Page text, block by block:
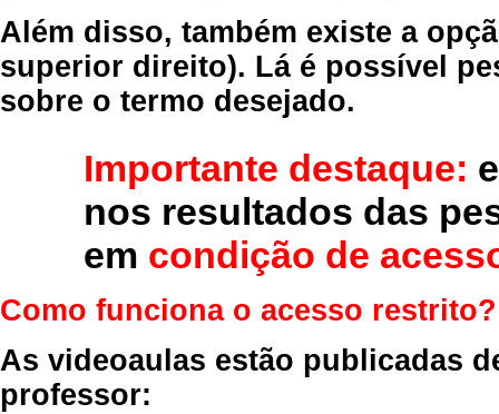
Além disso, também existe a
superior direito). Lá é possível
sobre o termo desejado.
Importante destaque:
nos resultados das
em condição de
Como funciona o acesso restrito?
As videoaulas estão publicadas
professor: